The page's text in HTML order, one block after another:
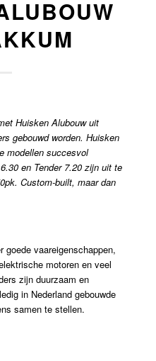
Huisken Alubouw uit
gebouwd worden. Huisken
modellen succesvol
en Tender 7.20 zijn uit te
Custom-built, maar dan
goede vaareigenschappen,
motoren en veel
zijn duurzaam en
in Nederland gebouwde
samen te stellen.